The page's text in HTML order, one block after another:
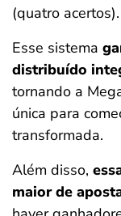
(quatro acertos).
Esse sistema
distribuído
tornando a
única para
transformada.
Além disso,
maior de